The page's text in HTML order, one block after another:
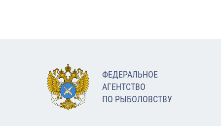
ФЕДЕРАЛЬНОЕ
АГЕНТСТВО
ПО РЫБОЛОВСТВУ